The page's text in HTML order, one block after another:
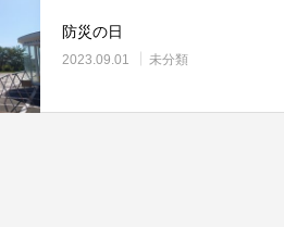
防災の日
2023.09.01 未分類